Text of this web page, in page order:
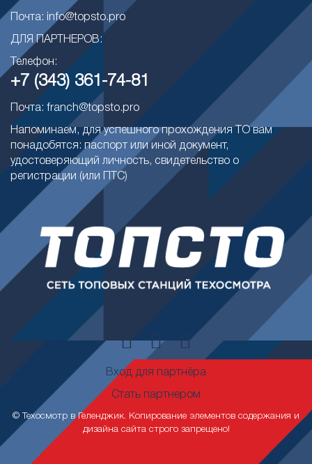
Почта: info@topsto.pro
ДЛЯ ПАРТНЕРОВ:
Телефон:
+7 (343) 361-74-81
Почта: franch@topsto.pro
Напоминаем, для успешного прохождения ТО вам
понадобятся: паспорт или иной документ,
удостоверяющий личность, свидетельство о
регистрации (или ПТС)
Вход для партнёра
Стать партнером
© Техосмотр в Геленджик. Копирование элементов содержания и
дизайна сайта строго запрещено!